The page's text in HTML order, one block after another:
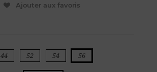
Ajouter aux favoris
44 52 54 56